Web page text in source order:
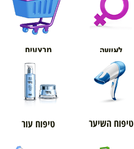
אורטופדיה
לאישה מבצעים
טיפוח השיער טיפוח עור